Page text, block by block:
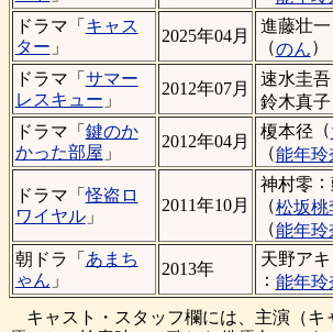
ドラマ「 キャス
ター 」
2025年04月
進藤壮一
（のん）
ドラマ「 サマー
レスキュー 」
2012年07月
速水圭吾
鈴木真子
ドラマ「 鍵のか
かった部屋 」
2012年04月
榎本径 （
（能年玲
ドラマ「怪盗ロ
ワイヤル」
2011年10月
神村零 ：
（松坂桃
（能年玲
朝ドラ「 あまち
ゃん 」
2013年
天野アキ
： 能年玲
キャスト・スタッフ欄には、主演（キ